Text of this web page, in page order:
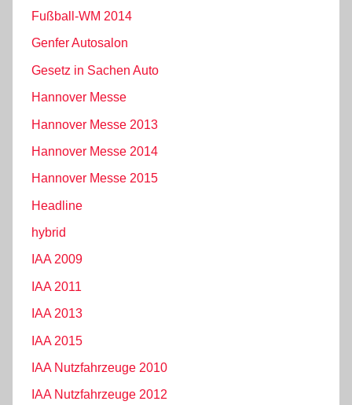
Fußball-WM 2014
Genfer Autosalon
Gesetz in Sachen Auto
Hannover Messe
Hannover Messe 2013
Hannover Messe 2014
Hannover Messe 2015
Headline
hybrid
IAA 2009
IAA 2011
IAA 2013
IAA 2015
IAA Nutzfahrzeuge 2010
IAA Nutzfahrzeuge 2012